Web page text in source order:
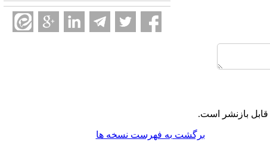
قابل بازنشر است.
برگشت به فهرست نسخه ها